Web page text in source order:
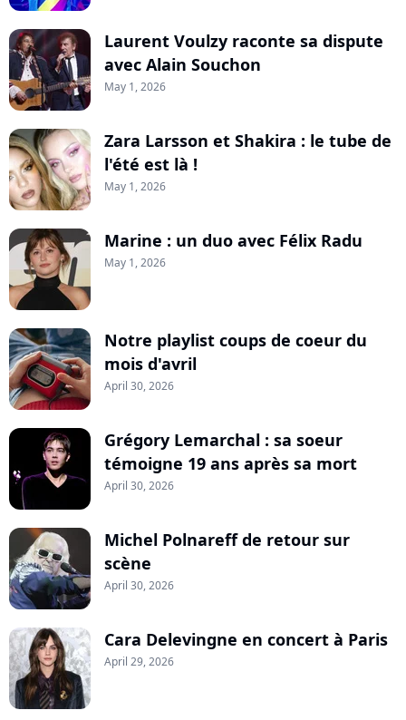
Laurent Voulzy raconte sa dispute
avec Alain Souchon
May 1, 2026
Zara Larsson et Shakira : le tube de
l'été est là !
May 1, 2026
Marine : un duo avec Félix Radu
May 1, 2026
Notre playlist coups de coeur du
mois d'avril
April 30, 2026
Grégory Lemarchal : sa soeur
témoigne 19 ans après sa mort
April 30, 2026
Michel Polnareff de retour sur
scène
April 30, 2026
Cara Delevingne en concert à Paris
April 29, 2026